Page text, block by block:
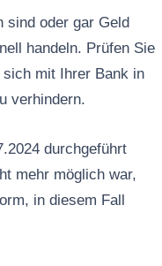
sind oder gar Geld
handeln. Prüfen Sie
mit Ihrer Bank in
verhindern.
durchgeführt
mehr möglich war,
in diesem Fall